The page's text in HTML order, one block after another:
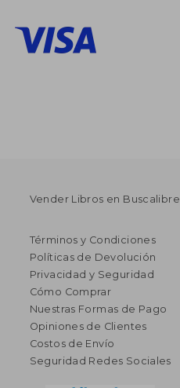
Vender Libros en Buscalibre
Términos y Condiciones
Políticas de Devolución
Privacidad y Seguridad
Cómo Comprar
Nuestras Formas de Pago
Opiniones de Clientes
Costos de Envío
Seguridad Redes Sociales